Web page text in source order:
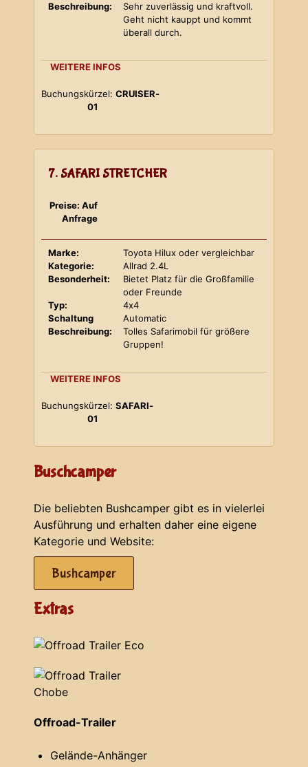
Beschreibung:
Sehr zuverlässig und kraftvoll.
Geht nicht kauppt und kommt
überall durch.
WEITERE INFOS
Buchungskürzel: CRUISER-
01
7. SAFARI STRETCHER
Preise: Auf
Anfrage
Marke:
Toyota Hilux oder vergleichbar
Kategorie:
Allrad 2.4L
Besonderheit:
Bietet Platz für die Großfamilie
oder Freunde
Typ:
4x4
Schaltung
Automatic
Beschreibung:
Tolles Safarimobil für größere
Gruppen!
WEITERE INFOS
Buchungskürzel: SAFARI-
01
Buschcamper
Die beliebten Bushcamper gibt es in vielerlei
Ausführung und erhalten daher eine eigene
Kategorie und Website:
Bushcamper
Extras
Offroad-Trailer
Gelände-Anhänger